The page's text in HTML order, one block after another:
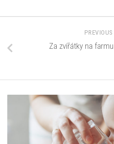
Za zvířátky na